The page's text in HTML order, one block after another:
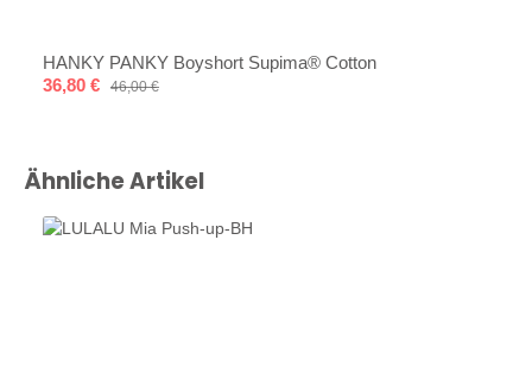
HANKY PANKY Boyshort Supima® Cotton
Verkaufspreis:
36,80 € Regulärer Preis:
46,00 €
Produktgalerie überspringen
Ähnliche Artikel